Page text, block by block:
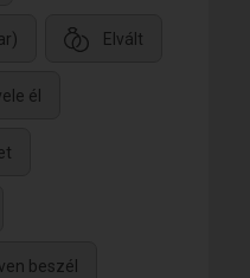
Elvált
él
beszél